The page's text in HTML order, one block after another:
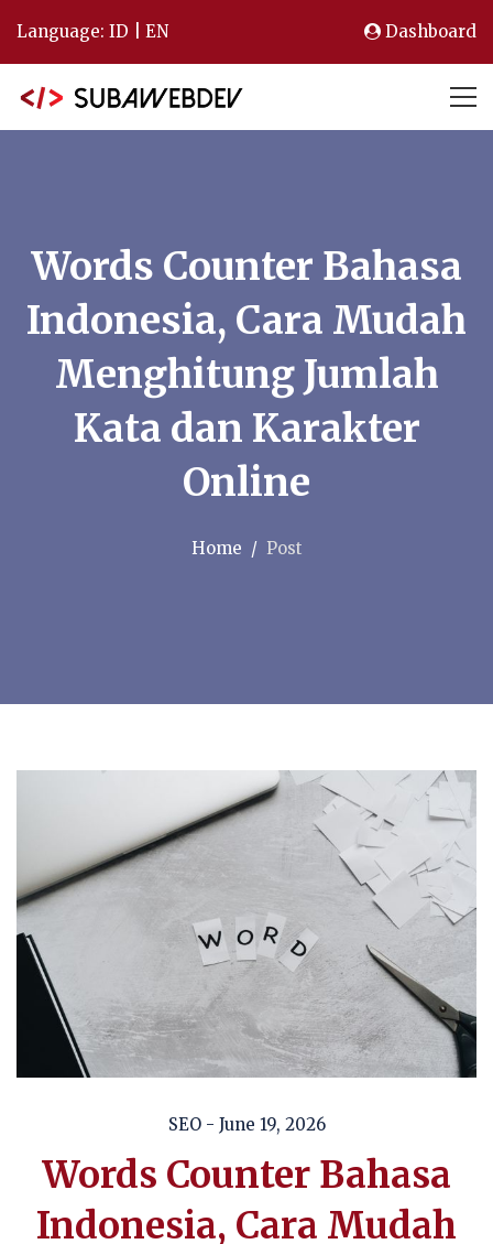
Language: ID EN Dashboard
Words Counter Bahasa
Indonesia, Cara Mudah
Menghitung Jumlah
Kata dan Karakter
Online
Home Post
SEO- June 19, 2026
Words Counter Bahasa
Indonesia, Cara Mudah